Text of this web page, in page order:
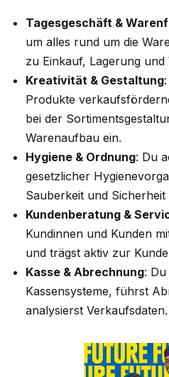
Tagesgeschäft &
um alles rund um die
zu Einkauf, Lagerung und
Kreativität & Gestaltung
Produkte
bei der
Warenaufbau ein.
Hygiene & Ordnung: Du
gesetzlicher
Sauberkeit und Sicherheit
Kundenberatung &
Kundinnen und Kunden
und trägst aktiv zur
Kasse & Abrechnung:
Kassensysteme, führst
analysierst Verkaufsdaten.